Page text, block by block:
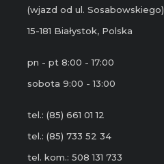
(wjazd od ul. Sosabowskiego)
15-181 Białystok, Polska
pn - pt 8:00 - 17:00
sobota 9:00 - 13:00
tel.: (85) 661 01 12
tel.: (85) 733 52 34
tel. kom.: 508 131 733